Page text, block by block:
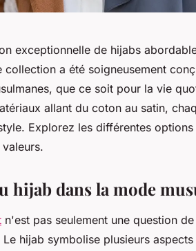
exceptionnelle de hijabs
collection a été soigneusement
que ce soit pour la vie
allant du coton au satin,
Explorez les différentes
hijab dans la mode
n'est pas seulement une question
hijab symbolise plusieurs